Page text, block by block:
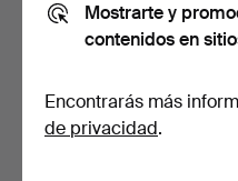
Markslöjd, segunda mitad
Suscribir búsqueda
Mostrarte y
contenidos en
Encontrarás más
de privacidad.